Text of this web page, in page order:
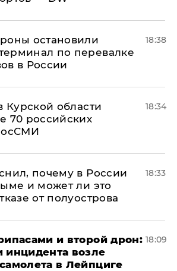
остановили
по перевалке
в России
18:38
Курской области
70 российских
18:34
почему в России
и может ли это
от полуострова
18:33
и второй дрон:
инцидента возле
в Лейпциге
18:09